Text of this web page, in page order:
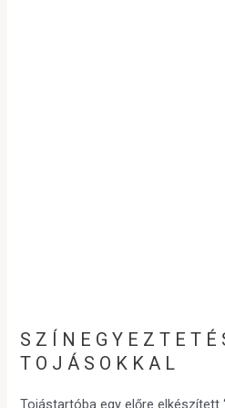
TOJÁSOKKAL
Tojástartóba egy előre elkészített